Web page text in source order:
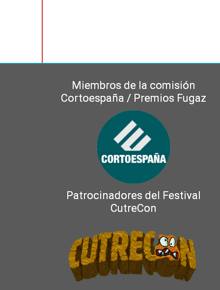
Miembros de la comisión
Cortoespaña / Premios Fugaz
Patrocinadores del Festival
CutreCon